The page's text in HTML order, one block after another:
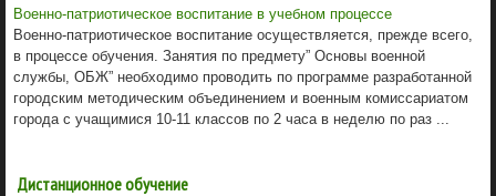
Военно-патриотическое воспитание в учебном процессе
Военно-патриотическое воспитание осуществляется, прежде всего,
в процессе обучения. Занятия по предмету” Основы военной
службы, ОБЖ” необходимо проводить по программе разработанной
городским методическим объединением и военным комиссариатом
города с учащимися 10-11 классов по 2 часа в неделю по раз ...
Дистанционное обучение